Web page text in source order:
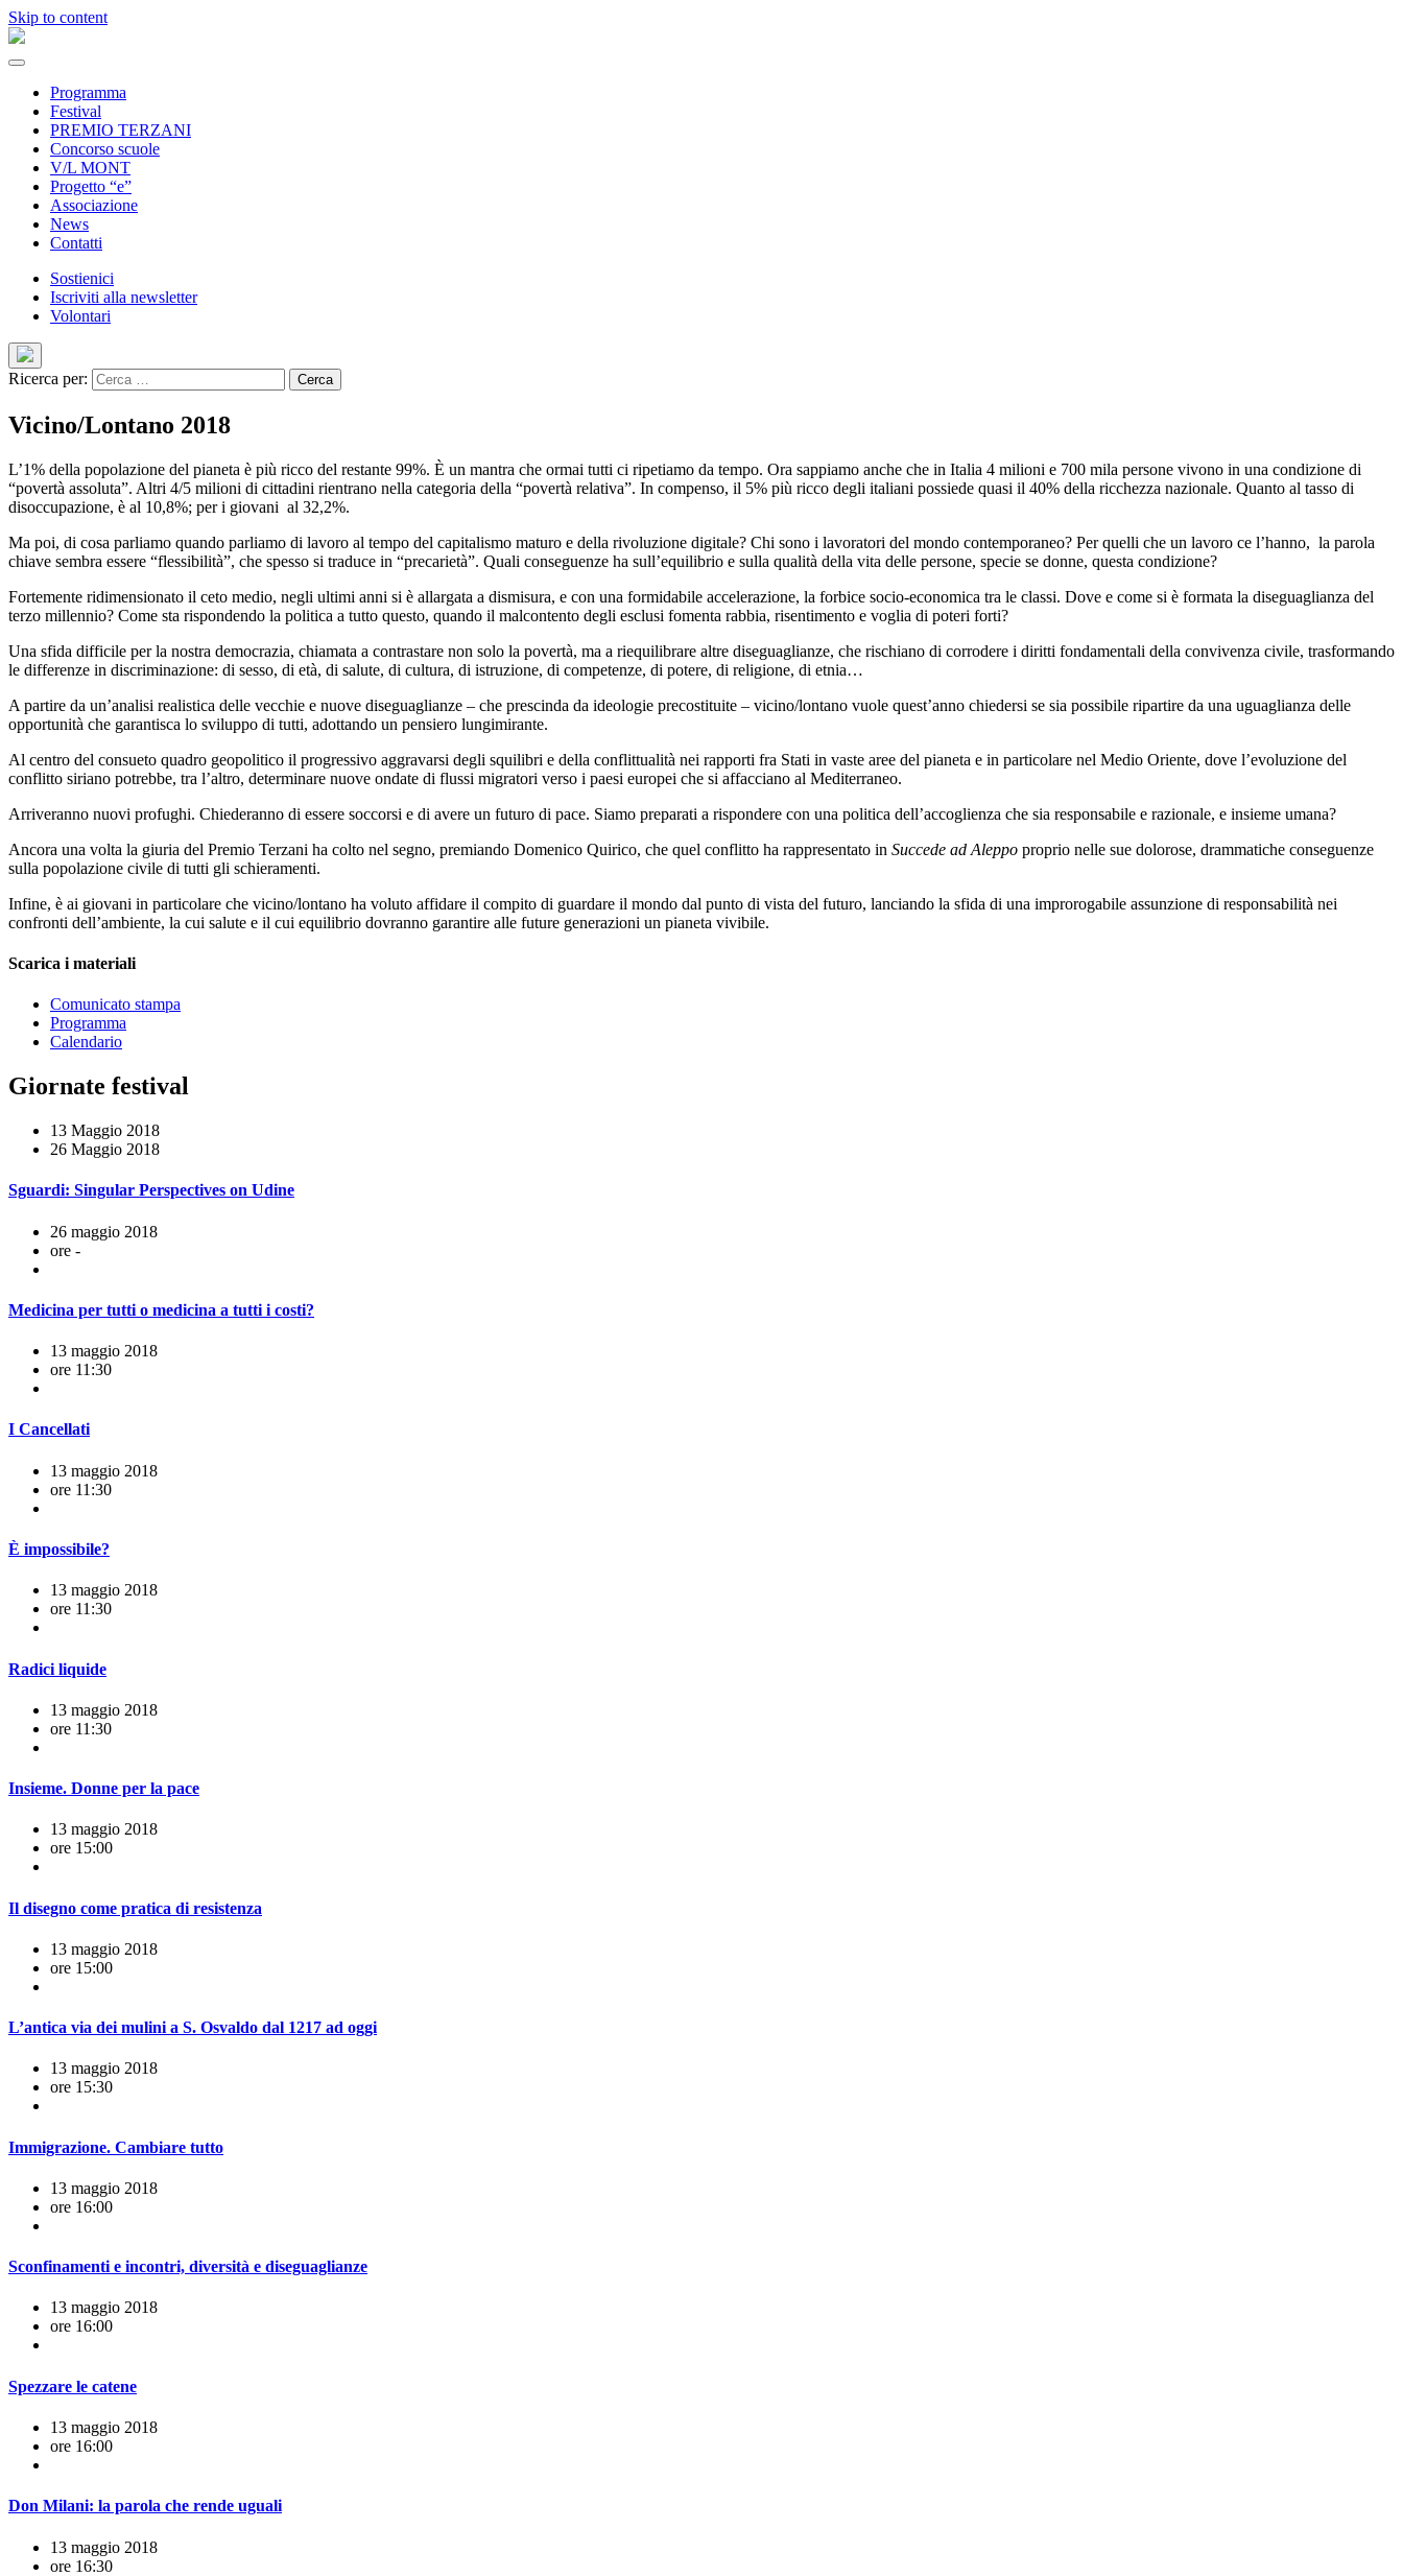
Skip to content
Programma
Festival
PREMIO TERZANI
Concorso scuole
V/L MONT
Progetto “e”
Associazione
News
Contatti
Sostienici
Iscriviti alla newsletter
Volontari
Ricerca per:
Vicino/Lontano 2018
L’1% della popolazione del pianeta è più ricco del restante 99%. È un mantra che ormai tutti ci ripetiamo da tempo. Ora sappiamo anche che in Italia 4 milioni e 700 mila persone vivono in una condizione di
“povertà assoluta”. Altri 4/5 milioni di cittadini rientrano nella categoria della “povertà relativa”. In compenso, il 5% più ricco degli italiani possiede quasi il 40% della ricchezza nazionale. Quanto al tasso di
disoccupazione, è al 10,8%; per i giovani al 32,2%.
Ma poi, di cosa parliamo quando parliamo di lavoro al tempo del capitalismo maturo e della rivoluzione digitale? Chi sono i lavoratori del mondo contemporaneo? Per quelli che un lavoro ce l’hanno, la parola
chiave sembra essere “flessibilità”, che spesso si traduce in “precarietà”. Quali conseguenze ha sull’equilibrio e sulla qualità della vita delle persone, specie se donne, questa condizione?
Fortemente ridimensionato il ceto medio, negli ultimi anni si è allargata a dismisura, e con una formidabile accelerazione, la forbice socio-economica tra le classi. Dove e come si è formata la diseguaglianza del
terzo millennio? Come sta rispondendo la politica a tutto questo, quando il malcontento degli esclusi fomenta rabbia, risentimento e voglia di poteri forti?
Una sfida difficile per la nostra democrazia, chiamata a contrastare non solo la povertà, ma a riequilibrare altre diseguaglianze, che rischiano di corrodere i diritti fondamentali della convivenza civile, trasformando
le differenze in discriminazione: di sesso, di età, di salute, di cultura, di istruzione, di competenze, di potere, di religione, di etnia…
A partire da un’analisi realistica delle vecchie e nuove diseguaglianze – che prescinda da ideologie precostituite – vicino/lontano vuole quest’anno chiedersi se sia possibile ripartire da una uguaglianza delle
opportunità che garantisca lo sviluppo di tutti, adottando un pensiero lungimirante.
Al centro del consueto quadro geopolitico il progressivo aggravarsi degli squilibri e della conflittualità nei rapporti fra Stati in vaste aree del pianeta e in particolare nel Medio Oriente, dove l’evoluzione del
conflitto siriano potrebbe, tra l’altro, determinare nuove ondate di flussi migratori verso i paesi europei che si affacciano al Mediterraneo.
Arriveranno nuovi profughi. Chiederanno di essere soccorsi e di avere un futuro di pace. Siamo preparati a rispondere con una politica dell’accoglienza che sia responsabile e razionale, e insieme umana?
Ancora una volta la giuria del Premio Terzani ha colto nel segno, premiando Domenico Quirico, che quel conflitto ha rappresentato in Succede ad Aleppo proprio nelle sue dolorose, drammatiche conseguenze
sulla popolazione civile di tutti gli schieramenti.
Infine, è ai giovani in particolare che vicino/lontano ha voluto affidare il compito di guardare il mondo dal punto di vista del futuro, lanciando la sfida di una improrogabile assunzione di responsabilità nei
confronti dell’ambiente, la cui salute e il cui equilibrio dovranno garantire alle future generazioni un pianeta vivibile.
Scarica i materiali
Comunicato stampa
Programma
Calendario
Giornate festival
13 Maggio 2018
26 Maggio 2018
Sguardi: Singular Perspectives on Udine
26 maggio 2018
ore -
Medicina per tutti o medicina a tutti i costi?
13 maggio 2018
ore 11:30
I Cancellati
13 maggio 2018
ore 11:30
È impossibile?
13 maggio 2018
ore 11:30
Radici liquide
13 maggio 2018
ore 11:30
Insieme. Donne per la pace
13 maggio 2018
ore 15:00
Il disegno come pratica di resistenza
13 maggio 2018
ore 15:00
L’antica via dei mulini a S. Osvaldo dal 1217 ad oggi
13 maggio 2018
ore 15:30
Immigrazione. Cambiare tutto
13 maggio 2018
ore 16:00
Sconfinamenti e incontri, diversità e diseguaglianze
13 maggio 2018
ore 16:00
Spezzare le catene
13 maggio 2018
ore 16:00
Don Milani: la parola che rende uguali
13 maggio 2018
ore 16:30